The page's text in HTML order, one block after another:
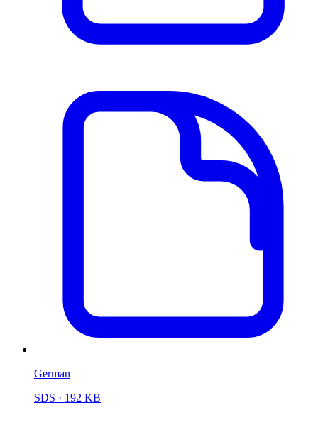
German
SDS · 192 KB